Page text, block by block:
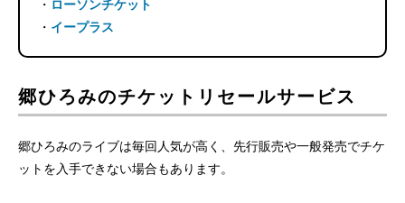
・ ローソンチケット
・ イープラス
郷ひろみのチケットリセールサービス
郷ひろみのライブは毎回人気が高く、先行販売や一般発売でチケ
ットを入手できない場合もあります。